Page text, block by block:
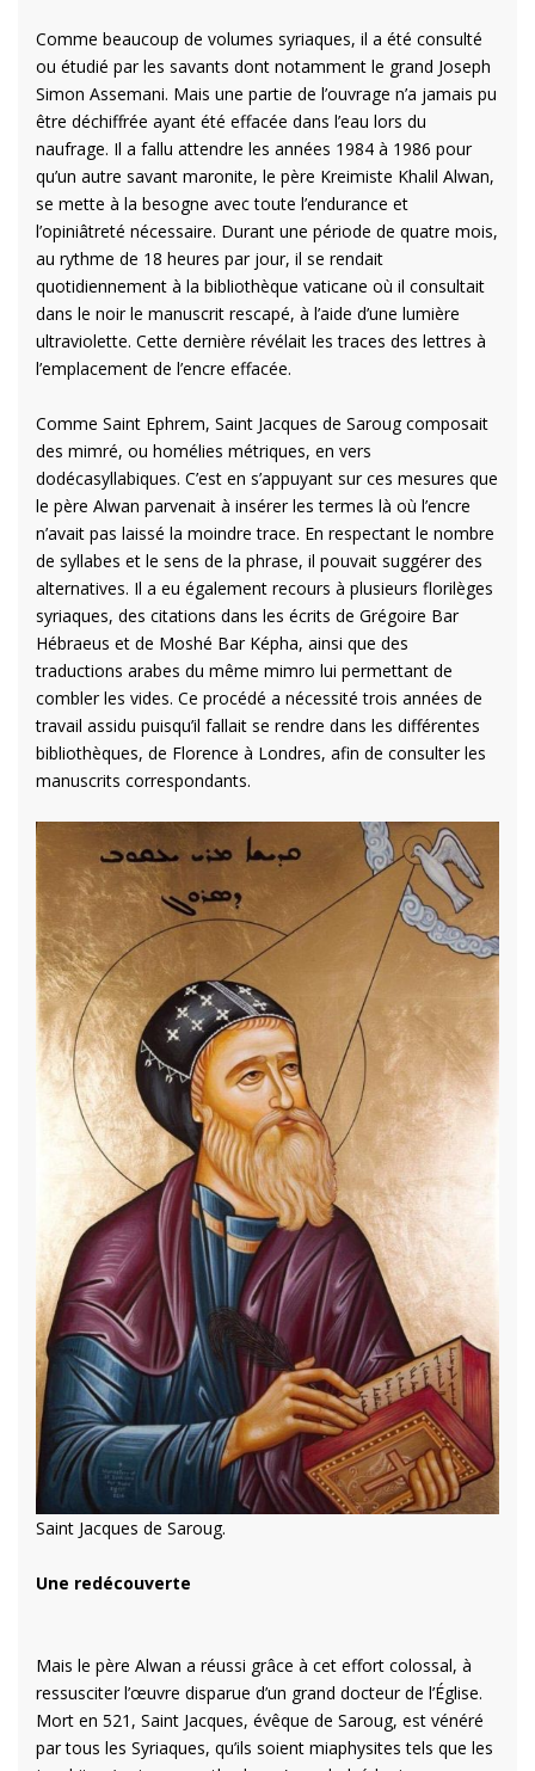
Comme beaucoup de volumes syriaques, il a été consulté
ou étudié par les savants dont notamment le grand Joseph
Simon Assemani. Mais une partie de l’ouvrage n’a jamais pu
être déchiffrée ayant été effacée dans l’eau lors du
naufrage. Il a fallu attendre les années 1984 à 1986 pour
qu’un autre savant maronite, le père Kreimiste Khalil Alwan,
se mette à la besogne avec toute l’endurance et
l’opiniâtreté nécessaire. Durant une période de quatre mois,
au rythme de 18 heures par jour, il se rendait
quotidiennement à la bibliothèque vaticane où il consultait
dans le noir le manuscrit rescapé, à l’aide d’une lumière
ultraviolette. Cette dernière révélait les traces des lettres à
l’emplacement de l’encre effacée.
Comme Saint Ephrem, Saint Jacques de Saroug composait
des mimré, ou homélies métriques, en vers
dodécasyllabiques. C’est en s’appuyant sur ces mesures que
le père Alwan parvenait à insérer les termes là où l’encre
n’avait pas laissé la moindre trace. En respectant le nombre
de syllabes et le sens de la phrase, il pouvait suggérer des
alternatives. Il a eu également recours à plusieurs florilèges
syriaques, des citations dans les écrits de Grégoire Bar
Hébraeus et de Moshé Bar Képha, ainsi que des
traductions arabes du même mimro lui permettant de
combler les vides. Ce procédé a nécessité trois années de
travail assidu puisqu’il fallait se rendre dans les différentes
bibliothèques, de Florence à Londres, afin de consulter les
manuscrits correspondants.
Saint Jacques de Saroug.
Une redécouverte
Mais le père Alwan a réussi grâce à cet effort colossal, à
ressusciter l’œuvre disparue d’un grand docteur de l’Église.
Mort en 521, Saint Jacques, évêque de Saroug, est vénéré
par tous les Syriaques, qu’ils soient miaphysites tels que les